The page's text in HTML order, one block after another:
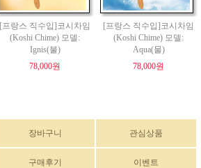
[프랑스 직수입]코시차임
(Koshi Chime) 모델:
Ignis(불)
78,000원
[프랑스 직수입]코시차임
(Koshi Chime) 모델:
Aqua(물)
78,000원
장바구니 관심상품
구매후기 이벤트